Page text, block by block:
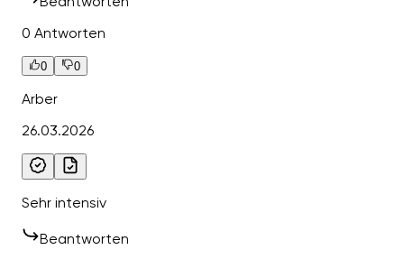
0 Antworten
0 0
Arber
26.03.2026
Sehr intensiv
Beantworten